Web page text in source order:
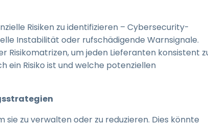
Risiken zu identifizieren – Cybersecurity-
Instabilität oder rufschädigende Warnsignale.
Risikomatrizen, um jeden Lieferanten konsistent
ein Risiko ist und welche potenziellen
sie zu verwalten oder zu reduzieren. Dies könnte